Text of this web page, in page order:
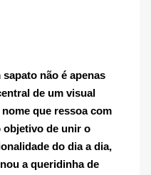
não é apenas
de um visual
que ressoa com
objetivo de unir o
do dia a dia,
a queridinha de